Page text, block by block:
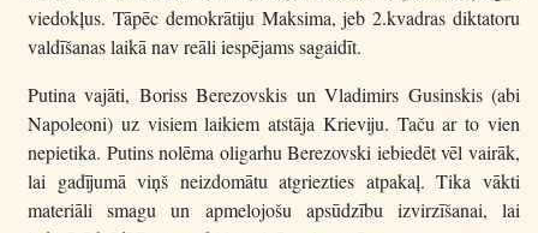
viedokļus. Tāpēc demokrātiju Maksima, jeb 2.kvadras diktatoru
valdīšanas laikā nav reāli iespējams sagaidīt.
Putina vajāti, Boriss Berezovskis un Vladimirs Gusinskis (abi
Napoleoni) uz visiem laikiem atstāja Krieviju. Taču ar to vien
nepietika. Putins nolēma oligarhu Berezovski iebiedēt vēl vairāk,
lai gadījumā viņš neizdomātu atgriezties atpakaļ. Tika vākti
materiāli smagu un apmelojošu apsūdzību izvirzīšanai, lai